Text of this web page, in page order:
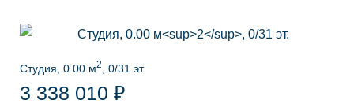
Студия, 0.00 м2 , 0/31 эт.
3 338 010 ₽